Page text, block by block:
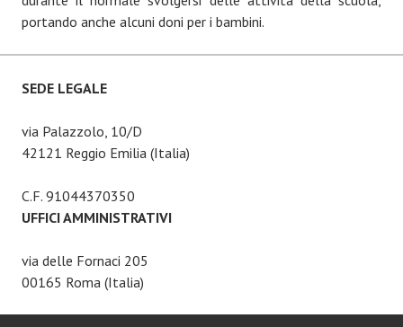
portando anche alcuni doni per i bambini.
SEDE LEGALE
via Palazzolo, 10/D
42121 Reggio Emilia (Italia)
C.F. 91044370350
UFFICI AMMINISTRATIVI
via delle Fornaci 205
00165 Roma (Italia)